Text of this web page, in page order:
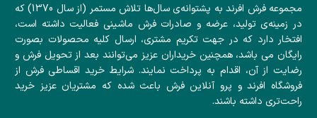
مجموعه فرش افرند به پشتوانه‌ی سال‌ها تلاش مستمر (از سال 1370) که
در زمینه‌ی تولید، عرضه و صادرات فرش ماشینی فعالیت داشته است،
افتخار دارد که در جهت تکریم مشتری، ارسال کلیه محصولات بصورت
رایگان می باشد، همچنین خریداران عزیز می‌توانند بعد از تحویل فرش و
رضایت از آن، اقدام به پرداخت نمایند. شرایط خرید اقساطی فرش از
فروشگاه افرند و پرو آنلاین فرش باعث شده که مشتریان عزیز خرید
راحت‌تری داشته باشند.